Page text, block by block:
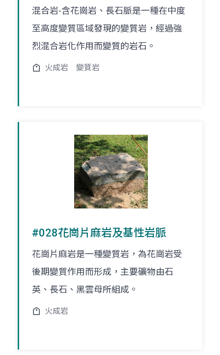
混合岩-含花崗岩、長石脈是一種在中度
至高度變質區域發現的變質岩，經過強
烈混合岩化作用而變質的岩石。
火成岩 變質岩
#028花崗片麻岩及基性岩脈
花崗片麻岩是一種變質岩，為花崗岩受
後期變質作用而形成，主要礦物由石
英、長石、黑雲母所組成。
火成岩